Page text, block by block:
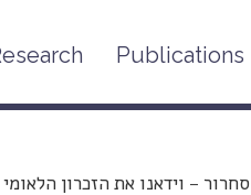
Publications
– וידאנו את הזכרון